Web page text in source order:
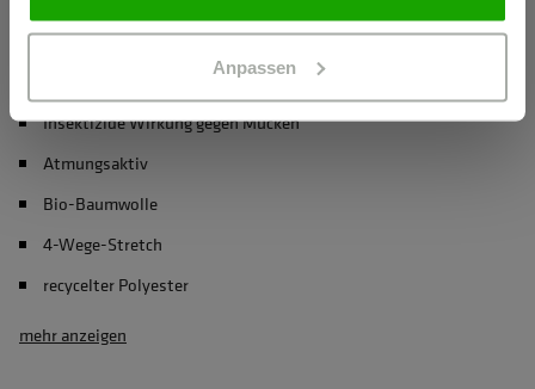
Anpassen
Materialeigenschaften
Insektizide Wirkung gegen Mücken
Atmungsaktiv
Bio-Baumwolle
4-Wege-Stretch
recycelter Polyester
mehr anzeigen